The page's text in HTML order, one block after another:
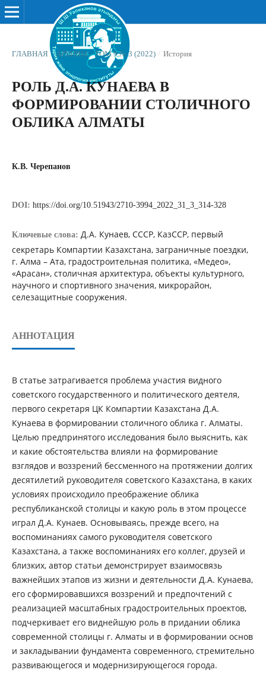
ГЛАВНАЯ / АРХИВЫ / ТОМ 9 № 3 (2022) / История
РОЛЬ Д.А. КУНАЕВА В
ФОРМИРОВАНИИ СТОЛИЧНОГО
ОБЛИКА АЛМАТЫ
К.В. Черепанов
DOI: https://doi.org/10.51943/2710-3994_2022_31_3_314-328
Ключевые слова: Д.А. Кунаев, СССР, КазССР, первый
секретарь Компартии Казахстана, заграничные поездки,
г. Алма – Ата, градостроительная политика, «Медео»,
«Арасан», столичная архитектура, объекты культурного,
научного и спортивного значения, микрорайон,
селезащитные сооружения.
АННОТАЦИЯ
В статье затрагивается проблема участия видного
советского государственного и политического деятеля,
первого секретаря ЦК Компартии Казахстана Д.А.
Кунаева в формировании столичного облика г. Алматы.
Целью предпринятого исследования было выяснить, как
и какие обстоятельства влияли на формирование
взглядов и воззрений бессменного на протяжении долгих
десятилетий руководителя советского Казахстана, в каких
условиях происходило преображение облика
республиканской столицы и какую роль в этом процессе
играл Д.А. Кунаев. Основываясь, прежде всего, на
воспоминаниях самого руководителя советского
Казахстана, а также воспоминаниях его коллег, друзей и
близких, автор статьи демонстрирует взаимосвязь
важнейших этапов из жизни и деятельности Д.А. Кунаева,
его сформировавшихся воззрений и предпочтений с
реализацией масштабных градостроительных проектов,
подчеркивает его виднейшую роль в придании облика
современной столицы г. Алматы и в формировании основ
и закладывании фундамента современного, стремительно
развивающегося и модернизирующегося города.